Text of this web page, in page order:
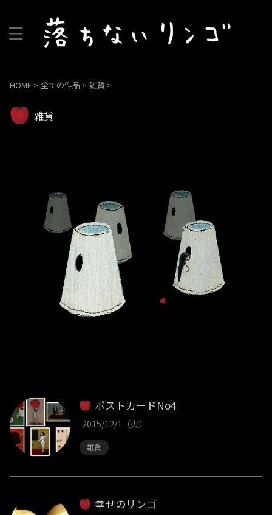
HOME > 全ての作品 > 雑貨 >
雑貨
ポストカードNo4
2015/12/1（火）
雑貨
幸せのリンゴ